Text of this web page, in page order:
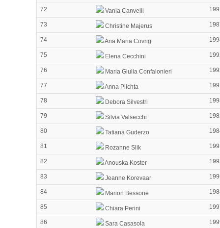
72 Vania Canvelli
73 Christine Majerus
74 Ana Maria Covrig
75 Elena Cecchini
76 Maria Giulia Confalonieri
77 Anna Plichta
78 Debora Silvestri
79 Silvia Valsecchi
80 Tatiana Guderzo
81 Rozanne Slik
82 Anouska Koster
83 Jeanne Korevaar
84 Marion Bessone
85 Chiara Perini
86 Sara Casasola